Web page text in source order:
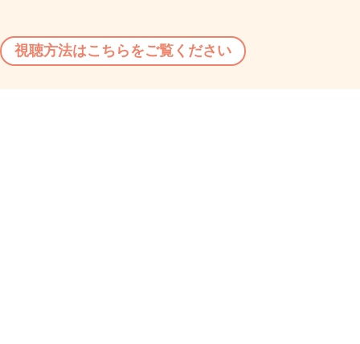
視聴方法はこちらをご覧ください